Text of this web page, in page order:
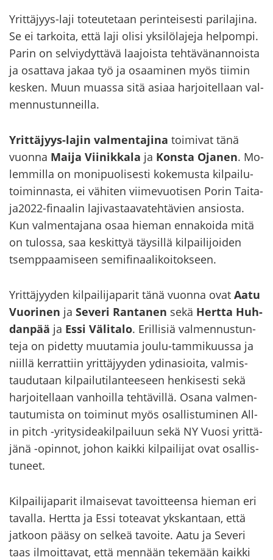
Yrittäjyys-​laji to­teu­te­taan pe­rin­tei­ses­ti pa­ri­la­ji­na.
Se ei tar­koi­ta, että laji olisi yk­si­lö­la­je­ja hel­pom­pi.
Parin on sel­viy­dyt­tä­vä laa­jois­ta teh­tä­vän­an­nois­ta
ja osat­ta­va jakaa työ ja osaa­mi­nen myös tii­min
kes­ken. Muun muas­sa sitä asiaa har­joi­tel­laan val­
men­nus­tun­neil­la.
Yrittäjyys-​lajin val­men­ta­ji­na toi­mi­vat tänä
vuon­na Maija Vii­nik­ka­la ja Kons­ta Oja­nen. Mo­
lem­mil­la on mo­ni­puo­li­ses­ti ko­ke­mus­ta kil­pai­lu­
toi­min­nas­ta, ei vä­hi­ten vii­me­vuo­ti­sen Porin Tai­ta­
ja2022-​finaalin la­ji­vas­taa­va­teh­tä­vien an­sios­ta.
Kun val­men­ta­ja­na osaa hie­man en­na­koi­da mitä
on tu­los­sa, saa kes­kit­tyä täy­sil­lä kil­pai­li­joi­den
tsemp­paa­mi­seen se­mi­fi­naa­li­koi­tok­seen.
Yrit­tä­jyy­den kil­pai­li­ja­pa­rit tänä vuon­na ovat Aatu
Vuo­ri­nen ja Se­ve­ri Ran­ta­nen sekä Hert­ta Huh­
dan­pää ja Essi Vä­li­ta­lo. Eril­li­siä val­men­nus­tun­
te­ja on pi­det­ty muu­ta­mia joulu-​tammikuussa ja
niil­lä ker­rat­tiin yrit­tä­jyy­den ydin­asioi­ta, val­mis­
tau­du­taan kil­pai­lu­ti­lan­tee­seen hen­ki­ses­ti sekä
har­joi­tel­laan van­hoil­la teh­tä­vil­lä. Osana val­men­
tau­tu­mis­ta on toi­mi­nut myös osal­lis­tu­mi­nen All-​
in pitch -​yritysideakilpailuun sekä NY Vuosi yrit­tä­
jä­nä -​opinnot, johon kaik­ki kil­pai­li­jat ovat osal­lis­
tu­neet.
Kil­pai­li­ja­pa­rit il­mai­se­vat ta­voit­teen­sa hie­man eri
ta­val­la. Hert­ta ja Essi to­tea­vat yks­kan­taan, että
jat­koon pääsy on sel­keä ta­voi­te. Aatu ja Se­ve­ri
taas il­moit­ta­vat, että men­nään te­ke­mään kaik­ki